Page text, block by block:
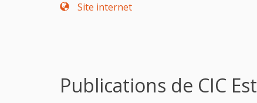
Site internet
Publications de CIC Est